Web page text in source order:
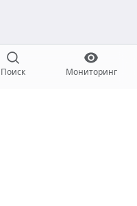
Поиск Мониторинг